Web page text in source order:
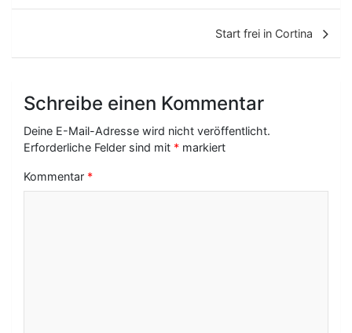
t
a
g
Start frei in Cortina
Schreibe einen Kommentar
Deine E-Mail-Adresse wird nicht veröffentlicht.
Erforderliche Felder sind mit * markiert
Kommentar *